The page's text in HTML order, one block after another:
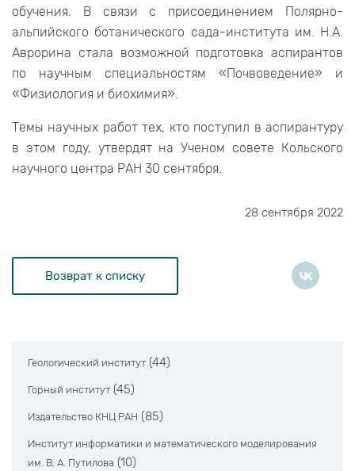
обучения. В связи с присоединением Полярно-
альпийского ботанического сада-института им. Н.А.
Аврорина стала возможной подготовка аспирантов
по научным специальностям «Почвоведение» и
«Физиология и биохимия».
Темы научных работ тех, кто поступил в аспирантуру
в этом году, утвердят на Ученом совете Кольского
научного центра РАН 30 сентября.
28 сентября 2022
Возврат к списку
Геологический институт (44)
Горный институт (45)
Издательство КНЦ РАН (85)
Институт информатики и математического моделирования
им. В. А. Путилова (10)